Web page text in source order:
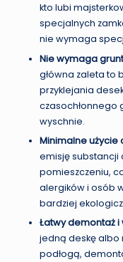
kto lubi
specjalnych
nie wymaga
Nie wymaga
główna zaleta to
przyklejania
czasochłonnego
wyschnie.
Minimalne użycie
emisję substancji
pomieszczeniu,
alergików i osób
bardziej
Łatwy demontaż
jedną deskę albo
podłogą,